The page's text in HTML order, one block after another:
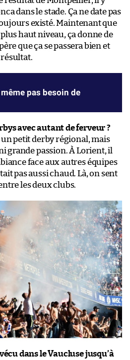
dans le stade. Ça ne date pas
existé. Maintenant que
haut niveau, ça donne de
que ça se passera bien et
même pas besoin de
avec autant de ferveur ?
un petit derby régional, mais
grande passion. À Lorient, il
face aux autres équipes
pas aussi chaud. Là, on sent
les deux clubs.
dans le Vaucluse jusqu’à